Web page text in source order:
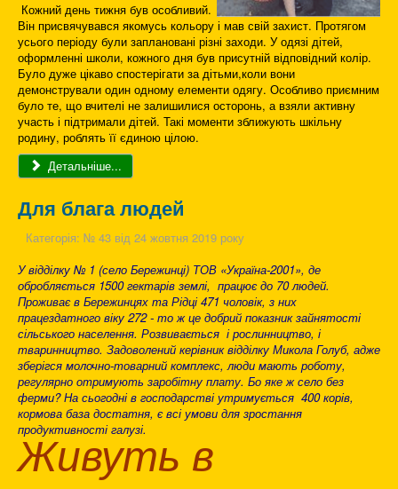
Кожний день тижня був особливий.
Він присвячувався якомусь кольору і мав свій захист. Протягом
усього періоду були заплановані різні заходи. У одязі дітей,
оформленні школи, кожного дня був присутній відповідний колір.
Було дуже цікаво спостерігати за дітьми,коли вони
демонстрували один одному елементи одягу. Особливо приємним
було те, що вчителі не залишилися осторонь, а взяли активну
участь і підтримали дітей. Такі моменти зближують шкільну
родину, роблять її єдиною цілою.
Детальніше...
Для блага людей
Категорія: № 43 від 24 жовтня 2019 року
У відділку № 1 (село Бережинці) ТОВ «Україна-2001», де
обробляється 1500 гектарів землі, працює до 70 людей.
Проживає в Бережинцях та Рідці 471 чоловік, з них
працездатного віку 272 - то ж це добрий показник зайнятості
сільського населення. Розвивається і рослинництво, і
тваринництво. Задоволений керівник відділку Микола Голуб, адже
зберігся молочно-товарний комплекс, люди мають роботу,
регулярно отримують заробітну плату. Бо яке ж село без
ферми? На сьогодні в господарстві утримується 400 корів,
кормова база достатня, є всі умови для зростання
продуктивності галузі.
Живуть в